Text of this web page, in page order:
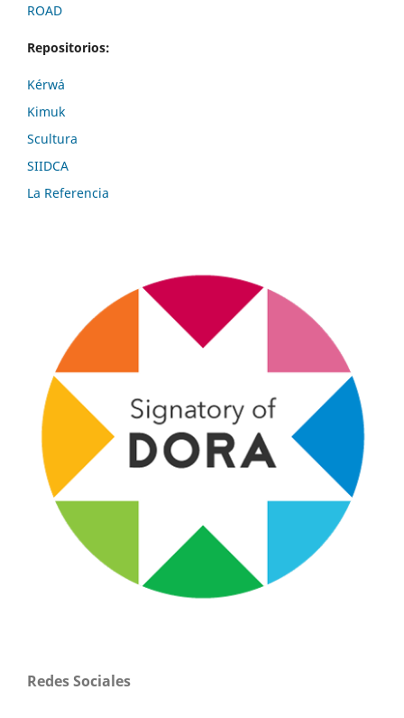
ROAD
Repositorios:
Kérwá
Kimuk
Scultura
SIIDCA
La Referencia
Redes Sociales